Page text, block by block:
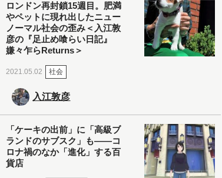
ロンドン再封鎖15週目。肥満
やペットに現れ出したニュー
ノーマル社会の歪み＜入江敦
彦の『足止め喰らい日記』
嫌々乍らReturns＞
2021.05.02 社会
入江敦彦
「ケーキの出前」に「高級ブ
ランドのサブスク」も――コ
ロナ禍のなか「進化」する百
貨店